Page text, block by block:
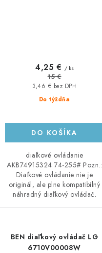
Do týždňa
3,46 € bez DPH
4,25 € / ks
15 €
DO KOŠÍKA
diaľkové ovládanie
AKB74915324 74-255# Pozn.:
Diaľkové ovládanie nie je
originál, ale plne kompatibilný
náhradný diaľkový ovládač.
BEN diaľkový ovládač LG
6710V00008W